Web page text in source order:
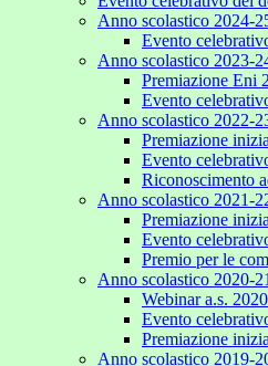
Anno scolastico 2024-
Evento
Anno scolastico 2023-
Premiazione Eni
Evento
Anno scolastico 2022-
Premiazione
Evento
Riconoscimento
Anno scolastico 2021-
Premiazione
Evento
Premio per le
Anno scolastico 2020-21
Webinar a.s.
Evento
Premiazione
Anno scolastico 2019-